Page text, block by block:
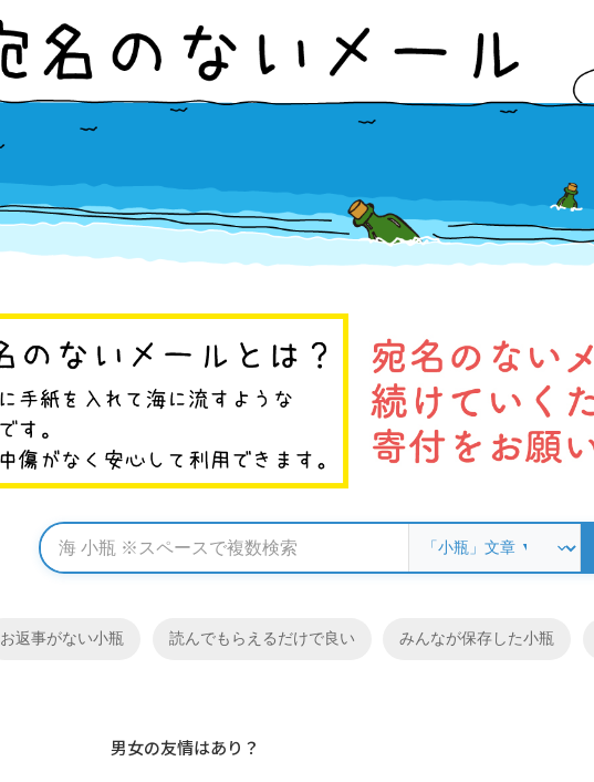
お返事がない小瓶 読んでもらえるだけで良い みんなが保存した小瓶
男女の友情はあり？